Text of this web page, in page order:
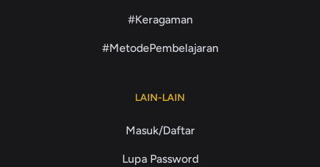
#Keragaman
#MetodePembelajaran
LAIN-LAIN
Masuk/Daftar
Lupa Password